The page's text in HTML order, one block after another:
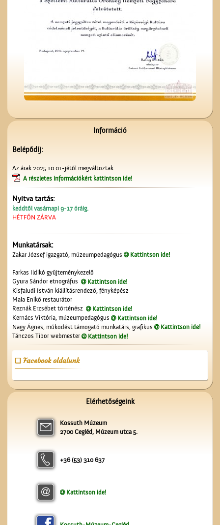
Kezdődik az iskola!
Az Ofotért
A Czeglédi Népbank Rt.
A ceglédi katolikus
templom tornya
Magyar írók országjárása
énekelnek
Információ
Belépődíj:
Az árak 2025.10.01-jétől megváltoztak.
A részletes információkért kattintson ide!
Nyitva tartás:
keddtől vasárnapi 9-17 óráig.
HÉTFŐN ZÁRVA
Munkatársak:
Zakar József igazgató, múzeumpedagógus Kattintson ide!
Farkas Ildikó gyűjteménykezelő
Gyura Sándor etnográfus
Kattintson ide!
Kisfaludi István kiállításrendező, fényképész
Mala Enikő restaurátor
Reznák Erzsébet történész
Kattintson ide!
Kernács Viktória, múzeumpedagógus
Kattintson ide!
Nagy Ágnes, működést támogató munkatárs, grafikus
Kattintson ide!
Tánczos Tibor webmester
Kattintson ide!
Facebook oldalunk
Elérhetőségeink
Kossuth Múzeum
2700 Cegléd, Múzeum utca 5.
+36 (53) 310 637
Kattintson ide!